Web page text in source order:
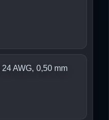
24 AWG, 0,50 mm